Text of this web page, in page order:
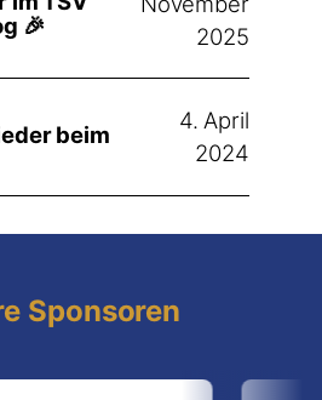
🎉
2025
beim
4. April
2024
Sponsoren